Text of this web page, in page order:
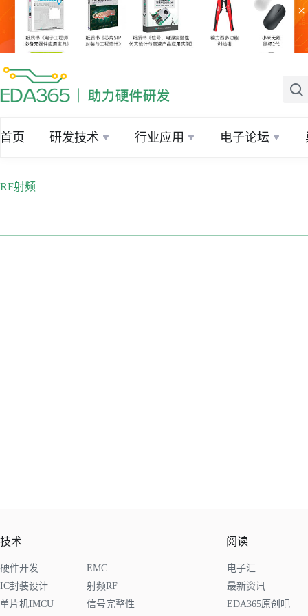
×
首页 研发技术 行业应用 电子论坛
RF射频
技术
硬件开发
EMC
IC封装设计
射频RF
单片机IMCU
信号完整性
阅读
电子汇
最新资讯
EDA365原创吧